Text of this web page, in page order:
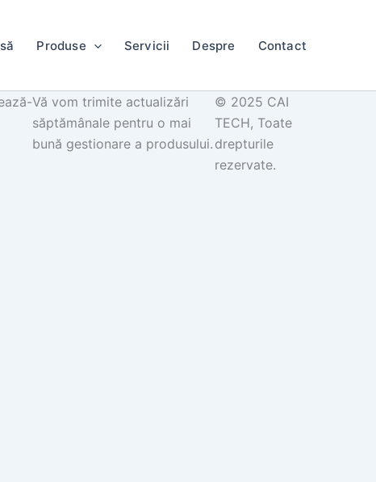
Produse Servicii Despre Contact
Vă vom trimite actualizări
săptămânale pentru o mai
bună gestionare a produsului.
© 2025 CAI
TECH, Toate
drepturile
rezervate.